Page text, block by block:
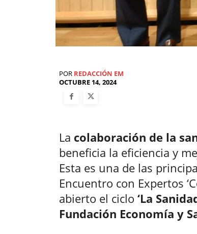
POR REDACCIÓN EM
OCTUBRE 14, 2024
La colaboración de la
beneficia la eficiencia y
Esta es una de las
Encuentro con Expertos
abierto el ciclo ‘La
Fundación Economía y